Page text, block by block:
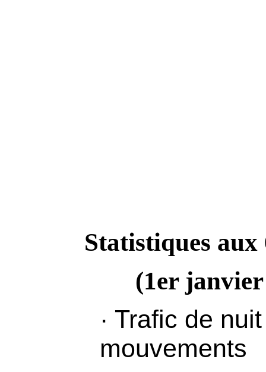
Statistiques
(1er
· Trafic de
mouvements